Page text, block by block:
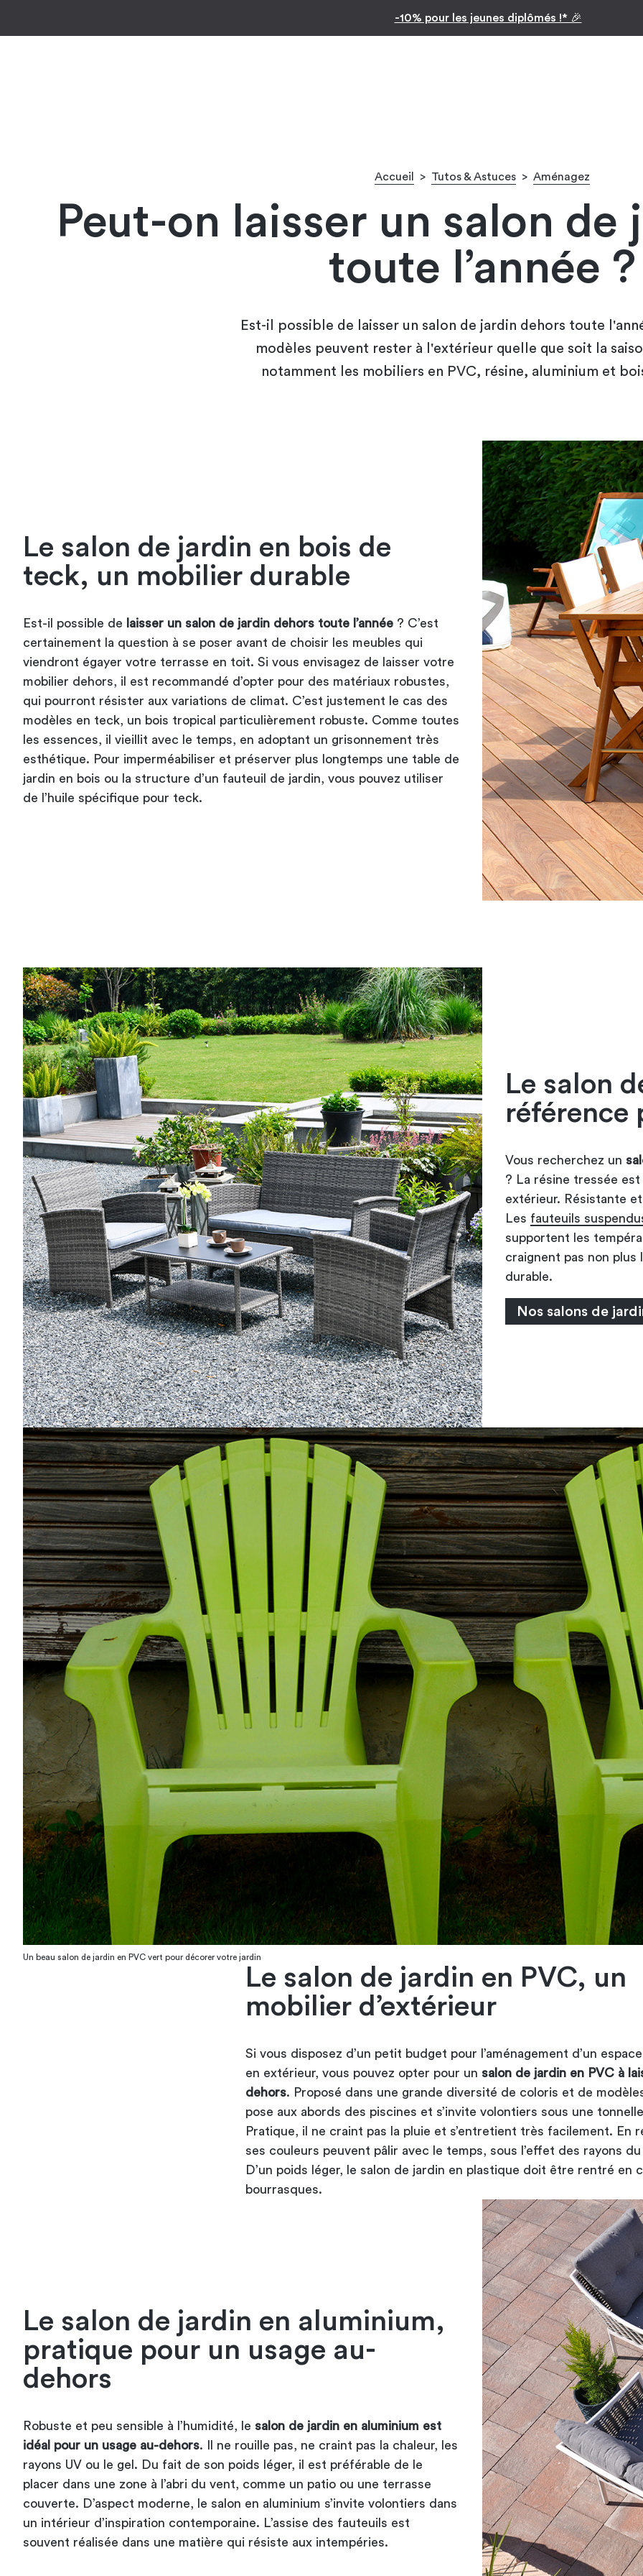
Facilitez vos achats avec le paiement en 10x
Inspiration par
Accueil > Tutos & Astuces > Aménagez
Peut-on laisser un salon de
toute l’année ?
Est-il possible de laisser un salon de jardin dehors toute
modèles peuvent rester à l'extérieur quelle que soit la
notamment les mobiliers en PVC, résine, aluminium et
Un beau salon de jardin en PVC vert pour décorer votre jardin
Le salon de jardin en bois de
teck, un mobilier durable
Est-il possible de laisser un salon de jardin dehors toute l’année ? C’est
certainement la question à se poser avant de choisir les meubles qui
viendront égayer votre terrasse en toit. Si vous envisagez de laisser votre
mobilier dehors, il est recommandé d’opter pour des matériaux robustes,
qui pourront résister aux variations de climat. C’est justement le cas des
modèles en teck, un bois tropical particulièrement robuste. Comme toutes
les essences, il vieillit avec le temps, en adoptant un grisonnement très
esthétique. Pour imperméabiliser et préserver plus longtemps une table de
jardin en bois ou la structure d’un fauteuil de jardin, vous pouvez utiliser
de l’huile spécifique pour teck.
Le salon
référence
Vous recherchez un
? La résine tressée
extérieur. Résistante
Les fauteuils
supportent les
craignent pas non
durable.
Nos salons de
Le salon de jardin en PVC, un
mobilier d’extérieur
Si vous disposez d’un petit budget pour l’aménagement d’un
en extérieur, vous pouvez opter pour un salon de jardin en PVC à
dehors. Proposé dans une grande diversité de coloris et de
pose aux abords des piscines et s’invite volontiers sous une
Pratique, il ne craint pas la pluie et s’entretient très facilement. En
ses couleurs peuvent pâlir avec le temps, sous l’effet des rayons
D’un poids léger, le salon de jardin en plastique doit être rentré en
bourrasques.
Le salon de jardin en aluminium,
pratique pour un usage au-
dehors
Robuste et peu sensible à l’humidité, le salon de jardin en aluminium est
idéal pour un usage au-dehors. Il ne rouille pas, ne craint pas la chaleur, les
rayons UV ou le gel. Du fait de son poids léger, il est préférable de le
placer dans une zone à l’abri du vent, comme un patio ou une terrasse
couverte. D’aspect moderne, le salon en aluminium s’invite volontiers dans
un intérieur d’inspiration contemporaine. L’assise des fauteuils est
souvent réalisée dans une matière qui résiste aux intempéries.